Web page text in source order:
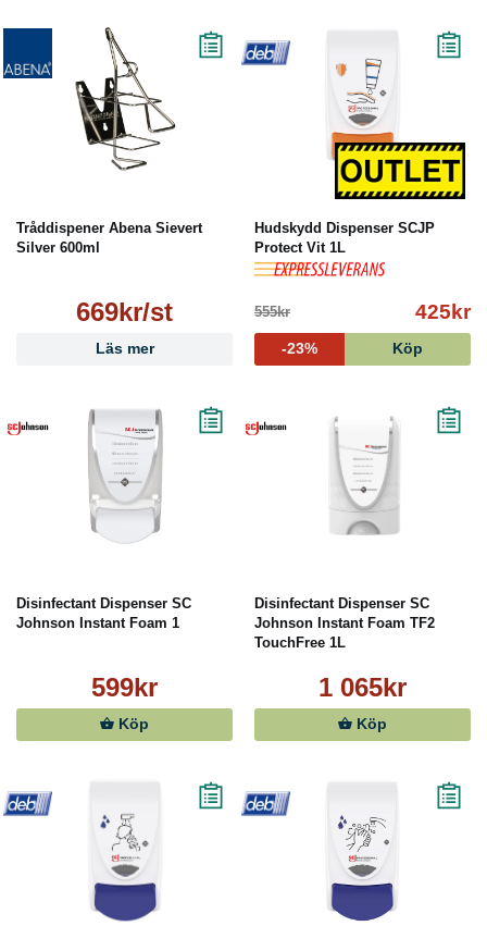
Tråddispener Abena Sievert
Silver 600ml
669kr/st
Läs mer
Hudskydd Dispenser SCJP
Protect Vit 1L
555kr 425kr
-23% Köp
Disinfectant Dispenser SC
Johnson Instant Foam 1
599kr
Köp
Disinfectant Dispenser SC
Johnson Instant Foam TF2
TouchFree 1L
1 065kr
Köp